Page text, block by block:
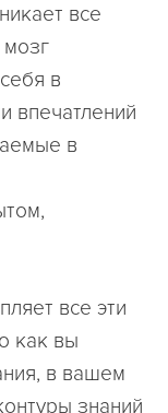
все
в
впечатлений
в
все эти
как вы
в вашем
знаний